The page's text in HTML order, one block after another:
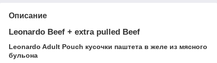
Описание
Leonardo Beef + extra pulled Beef
Leonardo Adult Pouch кусочки паштета в желе из мясного
бульона